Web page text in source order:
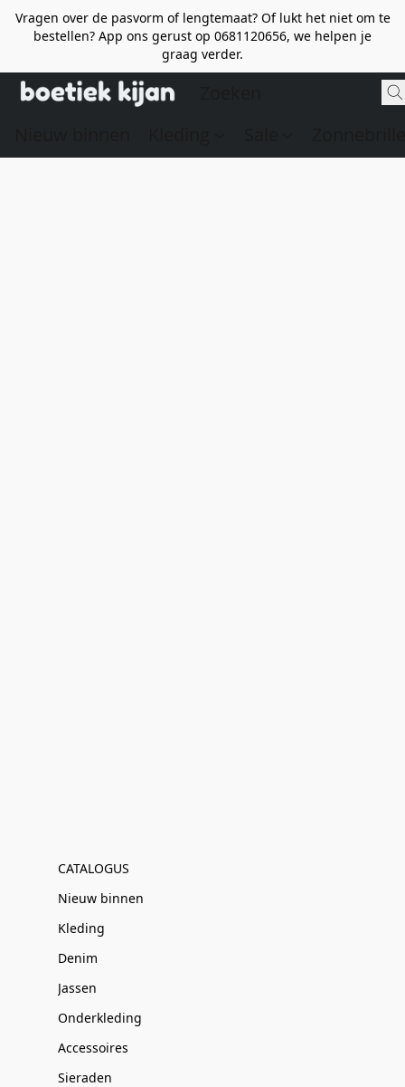
Vragen over de pasvorm of lengtemaat? Of lukt het niet om te
bestellen? App ons gerust op 0681120656, we helpen je
graag verder.
CATALOGUS
Nieuw binnen
Kleding
Denim
Jassen
Onderkleding
Accessoires
Sieraden